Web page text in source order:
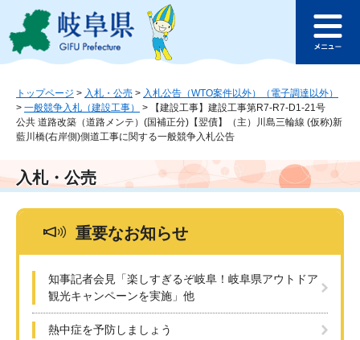
ジ
ュ
文
へ
このページの本文へ
ュ
トップページ > 入札・公売 > 入札公告（WTO案件以外）（電子調達以外）
> 一般競争入札（建設工事） >
【建設工事】建設工事第R7-R7-D1-21号
公共 道路改築（道路メンテ）(国補正分)【翌債】（主）川島三輪線 (仮称)新
藍川橋(右岸側)側道工事に関する一般競争入札公告
入札・公売
重要なお知らせ
知事記者会見「楽しすぎるぞ岐阜！岐阜県アウトドア
観光キャンペーンを実施」他
熱中症を予防しましょう